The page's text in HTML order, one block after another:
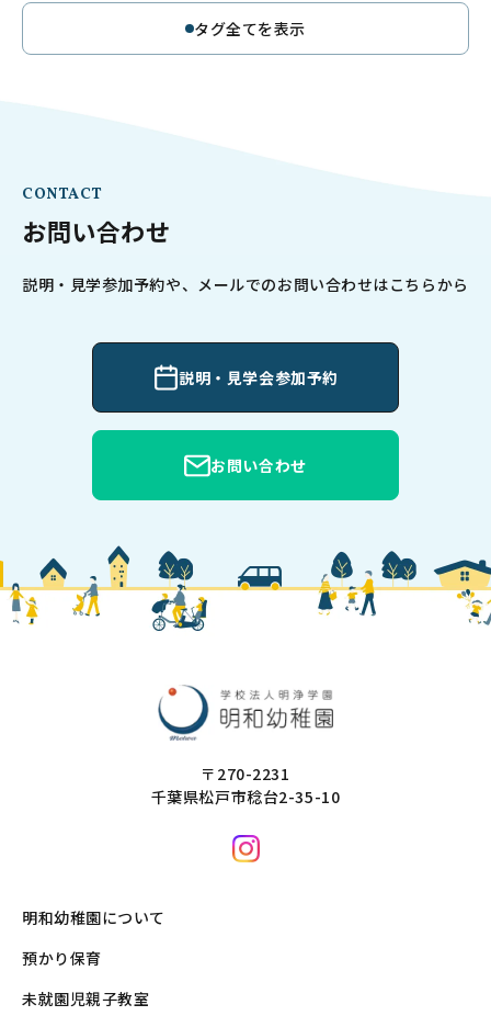
タグ全てを表示
CONTACT
お問い合わせ
説明・見学参加予約や、メールでのお問い合わせはこちらから
説明・見学会参加予約
お問い合わせ
〒270-2231
千葉県松戸市稔台2-35-10
明和幼稚園について
預かり保育
未就園児親子教室